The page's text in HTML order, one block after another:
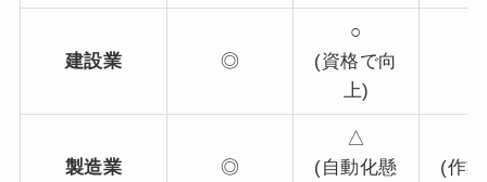
建設業 ◎
○
(資格で向
上)
製造業 ◎
△
(自動化懸
(作